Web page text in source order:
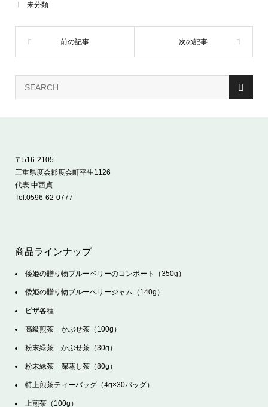
未分類
〒516-2105
三重県度会郡度会町平生1126
代表 中西貞
Tel:0596-62-0777
商品ラインナップ
倭姫の贈り物ブルーベリーのコンポート（350g）
倭姫の贈り物ブルーベリージャム（140g）
ピザ各種
高級煎茶 かぶせ茶（100g）
粉末緑茶 かぶせ茶（30g）
粉末緑茶 深蒸し茶（80g）
特上煎茶ティーバッグ（4g×30バッグ）
上煎茶（100g）